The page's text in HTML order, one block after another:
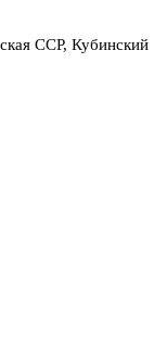
ССР, Кубинский